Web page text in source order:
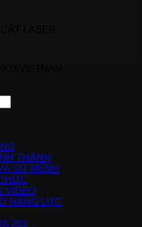
THÀNH
SỨ MỆNH
VIDEO
NĂNG LỰC
201